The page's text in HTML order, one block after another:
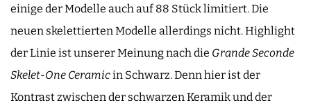
einige der Modelle auch auf 88 Stück limitiert. Die
neuen skelettierten Modelle allerdings nicht. Highlight
der Linie ist unserer Meinung nach die Grande Seconde
Skelet-One Ceramicin Schwarz. Denn hier ist der
Kontrast zwischen der schwarzen Keramik und der